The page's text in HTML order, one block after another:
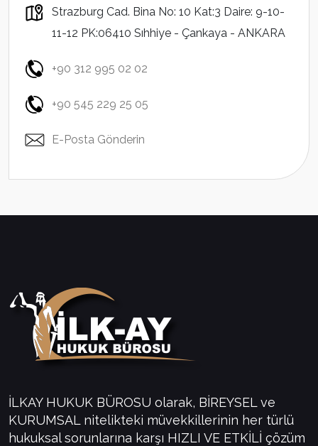
Strazburg Cad. Bina No: 10 Kat:3 Daire: 9-10-
11-12 PK:06410 Sıhhiye - Çankaya - ANKARA
+90 312 995 02 02
+90 545 229 25 05
E-Posta Gönderin
İLKAY HUKUK BÜROSU olarak, BİREYSEL ve
KURUMSAL nitelikteki müvekkillerinin her türlü
hukuksal sorunlarına karşı HIZLI VE ETKİLİ çözüm